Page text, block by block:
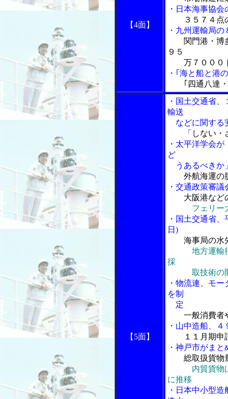
【4面】
・日本海事協
３５７４点
・九州運輸局
関門港・博
９５
万７０００
・｢海と船と港
｢四通八達
【5面】
・国土交通省
輸送
などに関する
「しない
・太平洋学会
ど
うあるべきか
外航海運の
・交通政策審
大阪港など
フェリー
・国土交通省
日)
海事局の水
地方運輸
採
取技術の開
・物流連、モ
を制
定
一般消費者
・山中造船、
１１月期申
・神戸市がま
総取扱貨物
内貿貨物
に推移
・日本中小型